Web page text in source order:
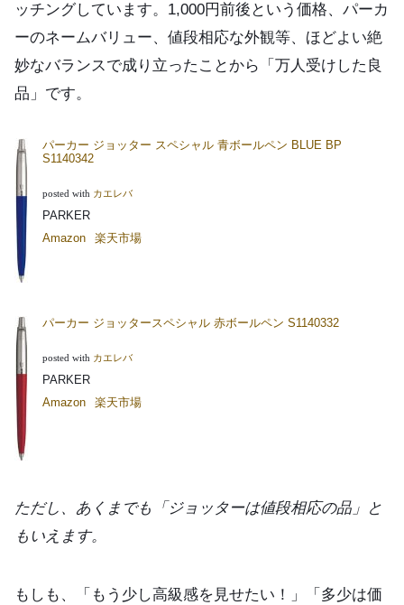
ッチングしています。1,000円前後という価格、パーカ
ーのネームバリュー、値段相応な外観等、ほどよい絶
妙なバランスで成り立ったことから「万人受けした良
品」です。
パーカー ジョッター スペシャル 青ボールペン BLUE BP
S1140342
posted with カエレバ
PARKER
Amazon
楽天市場
パーカー ジョッタースペシャル 赤ボールペン S1140332
posted with カエレバ
PARKER
Amazon
楽天市場
ただし、あくまでも「ジョッターは値段相応の品」と
もいえます。
もしも、「もう少し高級感を見せたい！」「多少は価